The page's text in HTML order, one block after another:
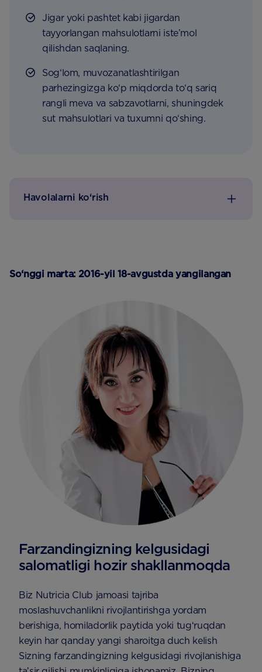
Jigar yoki pashtet kabi jigardan
tayyorlangan mahsulotlarni iste’mol
qilishdan saqlaning.
Sog‘lom, muvozanatlashtirilgan
parhezingizga ko‘p miqdorda to‘q sariq
rangli meva va sabzavotlarni, shuningdek
sut mahsulotlari va tuxumni qo‘shing.
Havolalarni ko‘rish
So‘nggi marta: 2016-yil 18-avgustda yangilangan
Farzandingizning kelgusidagi
salomatligi hozir shakllanmoqda
Biz Nutricia Club jamoasi tajriba
moslashuvchanlikni rivojlantirishga yordam
berishiga, homiladorlik paytida yoki tugʻruqdan
keyin har qanday yangi sharoitga duch kelish
Sizning farzandingizning kelgusidagi rivojlanishiga